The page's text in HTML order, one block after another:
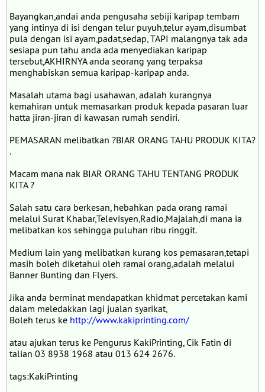
Bayangkan,andai anda pengusaha sebiji karipap tembam
yang intinya di isi dengan telur puyuh,telur ayam,disumbat
pula dengan isi ayam,padat,sedap, TAPI malangnya tak ada
sesiapa pun tahu anda ada menyediakan karipap
tersebut,AKHIRNYA anda seorang yang terpaksa
menghabiskan semua karipap-karipap anda.
Masalah utama bagi usahawan, adalah kurangnya
kemahiran untuk memasarkan produk kepada pasaran luar
hatta jiran-jiran di kawasan rumah sendiri.
PEMASARAN melibatkan ?BIAR ORANG TAHU PRODUK KITA?
.
Macam mana nak BIAR ORANG TAHU TENTANG PRODUK
KITA ?
Salah satu cara berkesan, hebahkan pada orang ramai
melalui Surat Khabar,Televisyen,Radio,Majalah,di mana ia
melibatkan kos sehingga puluhan ribu ringgit.
Medium lain yang melibatkan kurang kos pemasaran,tetapi
masih boleh diketahui oleh ramai orang,adalah melalui
Banner Bunting dan Flyers.
Jika anda berminat mendapatkan khidmat percetakan kami
dalam meledakkan lagi jualan syarikat,
Boleh terus ke http://www.kakiprinting.com/
atau ajukan terus ke Pengurus KakiPrinting, Cik Fatin di
talian 03 8938 1968 atau 013 624 2676.
tags:KakiPrinting